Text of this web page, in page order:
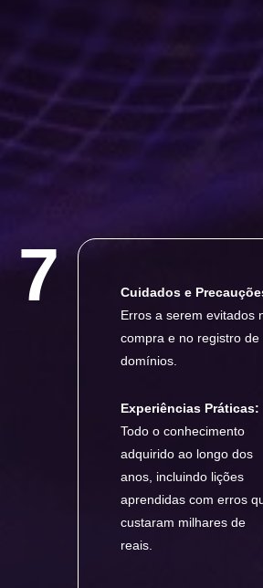
7
Cuidados e
Erros a serem evitados
compra e no registro de
domínios.
Experiências Práticas:
Todo o conhecimento
adquirido ao longo dos
anos, incluindo lições
aprendidas com erros
custaram milhares de
reais.